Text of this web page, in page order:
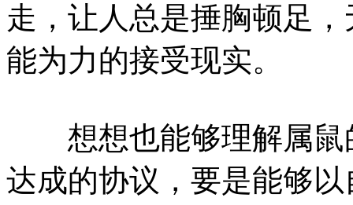
走，让人总是捶胸顿足
能为力的接受现实。
想想也能够理解属鼠
达成的协议，要是能够